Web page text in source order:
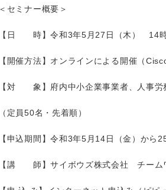
＜セミナー概要＞
【日 時】令和3年5月27日（木） 14時
【開催方法】オンラインによる開催（
【対 象】府内中小企業事業者、人事労
（定員50名・先着順）
【申込期間】令和3年5月14日（金）から
【講 師】サイボウズ株式会社 チー